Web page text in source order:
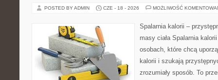
POSTED BY ADMIN CZE - 18 - 2026 MOŻLIWOŚĆ
Spalarnia kalorii –
masy ciała Spalarnia
osobach, które chcą
kalorii i szukają
zrozumiały sposób. To